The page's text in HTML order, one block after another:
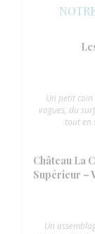
Un petit coin
vagues, du
tout en
Château La
Supérieur –
Un